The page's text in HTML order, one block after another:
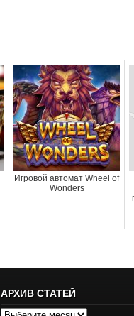
Игровой автомат Wheel of
Wonders
АРХИВ СТАТЕЙ
Архив